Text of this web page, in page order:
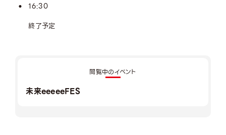
閲覧中のイベント
未来eeeeeFES
16:30
終了予定